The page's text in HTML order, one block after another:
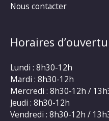
Nous contacter
Horaires
Lundi : 8h30-12h
Mardi : 8h30-12h
Mercredi : 8h30-12h /
Jeudi : 8h30-12h
Vendredi : 8h30-12h /